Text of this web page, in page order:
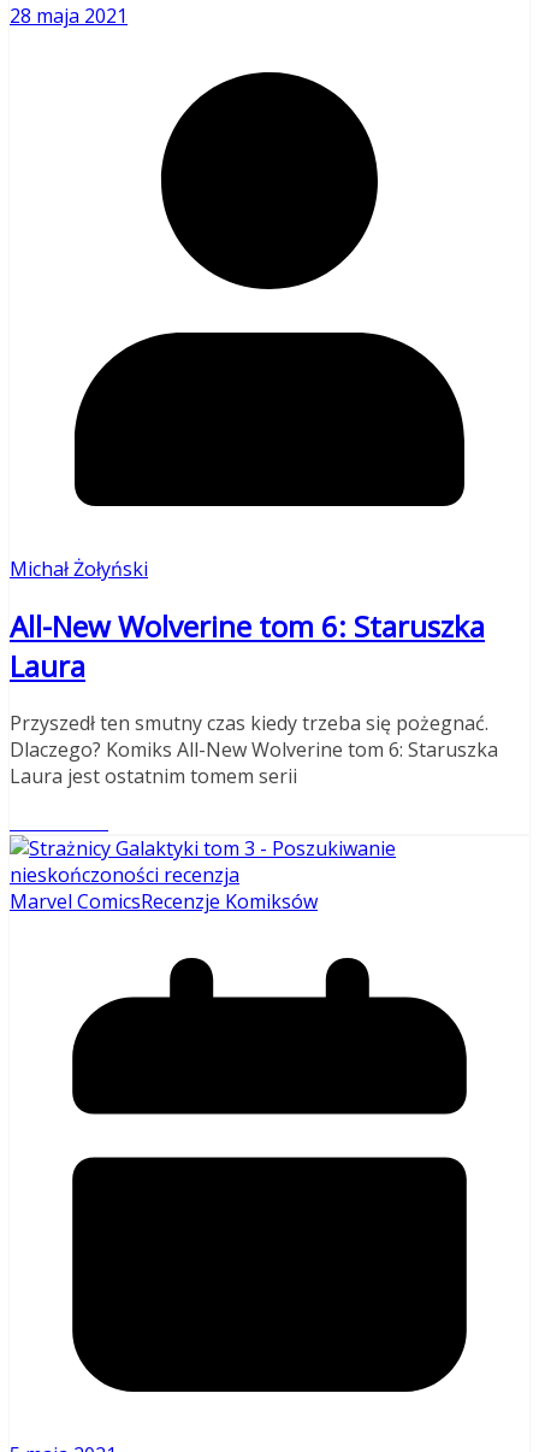
28 maja 2021
Michał Żołyński
All-New Wolverine tom 6: Staruszka
Laura
Przyszedł ten smutny czas kiedy trzeba się pożegnać.
Dlaczego? Komiks All-New Wolverine tom 6: Staruszka
Laura jest ostatnim tomem serii
Marvel ComicsRecenzje Komiksów